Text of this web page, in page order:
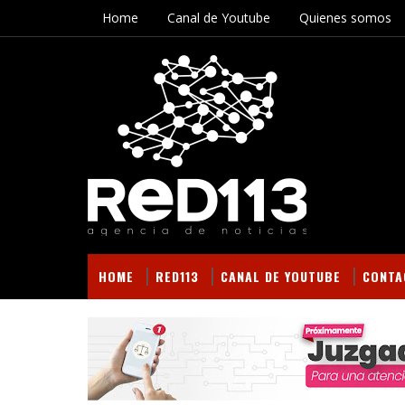
Home Canal de Youtube Quienes somos
HOME RED113 CANAL DE YOUTUBE